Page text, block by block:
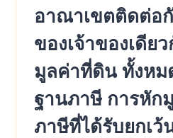
อาณาเขตติดต่อ
ของเจ้าของเดีย
มูลค่าที่ดิน ทั้งหม
ฐานภาษี การหัก
ภาษีที่ได้รับยกเว้